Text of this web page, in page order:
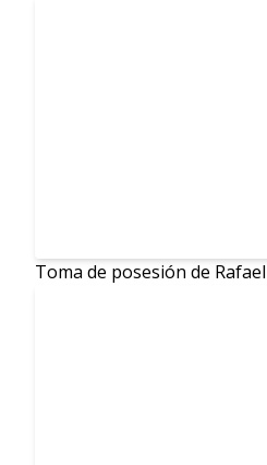
Toma de posesión de